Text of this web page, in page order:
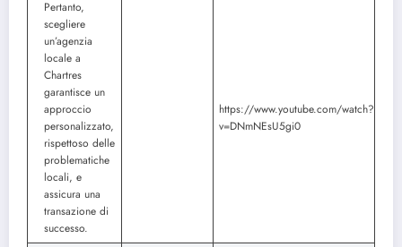
Pertanto,
scegliere
un’agenzia
locale a
Chartres
garantisce un
approccio
personalizzato,
rispettoso delle
problematiche
locali, e
assicura una
transazione di
successo.
https://www.youtube.com/watch?
v=DNmNEsU5gi0